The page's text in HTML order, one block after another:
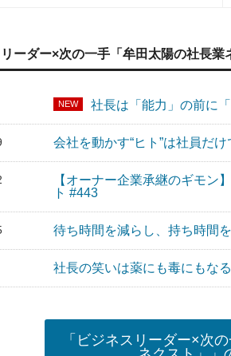
リーダー×次の一手「牟田太陽の社長
NEW 社長は「能力」の前に
会社を動かす“ヒト”は社員だ
【オーナー企業承継のギモン
ト #443
待ち時間を減らし、持ち時間
社長の笑いは薬にも毒にもな
「ビジネスリーダー×次